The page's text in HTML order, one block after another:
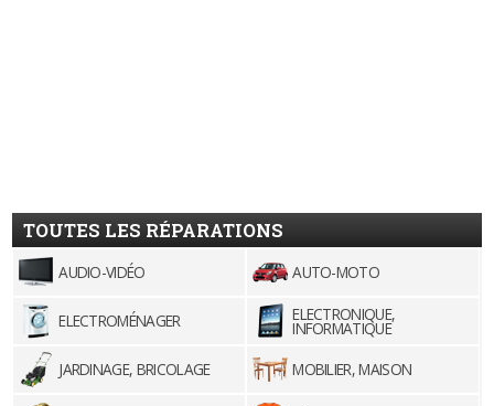
TOUTES LES RÉPARATIONS
AUDIO-VIDÉO AUTO-MOTO
ELECTROMÉNAGER ELECTRONIQUE,
INFORMATIQUE
JARDINAGE, BRICOLAGE
MOBILIER, MAISON